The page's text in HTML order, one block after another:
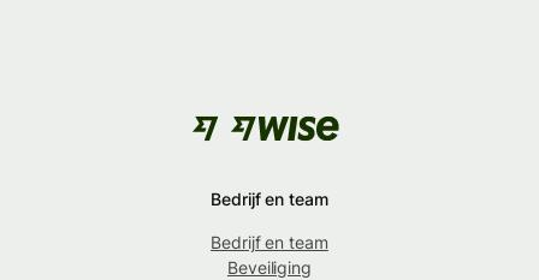
Bedrijf en team
Bedrijf en team
Beveiliging